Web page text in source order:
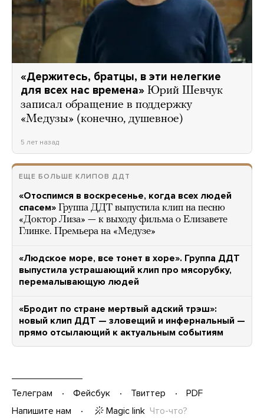
«Держитесь, братцы, в эти нелегкие
для всех нас времена» Юрий Шевчук
записал обращение в поддержку
«Медузы» (конечно, душевное)
5 лет назад
ЕЩЕ БОЛЬШЕ КЛИПОВ ДДТ
«Отоспимся в воскресенье, когда всех людей
спасем» Группа ДДТ выпустила клип на песню
«Доктор Лиза» — к выходу фильма о Елизавете
Глинке. Премьера на «Медузе»
«Людское море, все тонет в хоре». Группа ДДТ
выпустила устрашающий клип про мясорубку,
перемалывающую людей
«Бродит по стране мертвый адский трэш»:
новый клип ДДТ — зловещий и инфернальный —
прямо отсылающий к актуальным событиям
Телеграм Фейсбук Твиттер
PDF
Напишите нам
Magic link Что-что?